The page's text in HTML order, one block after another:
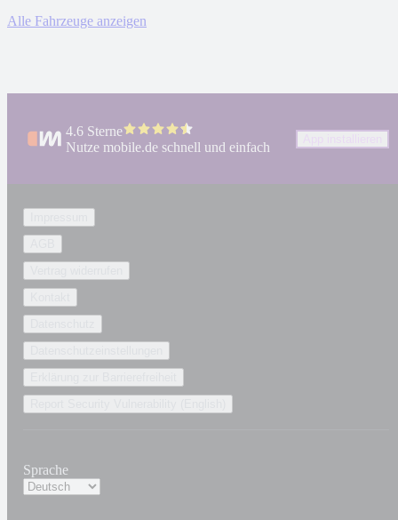
Alle Fahrzeuge anzeigen
4.6 Sterne
Nutze mobile.de schnell und einfach
Sprache